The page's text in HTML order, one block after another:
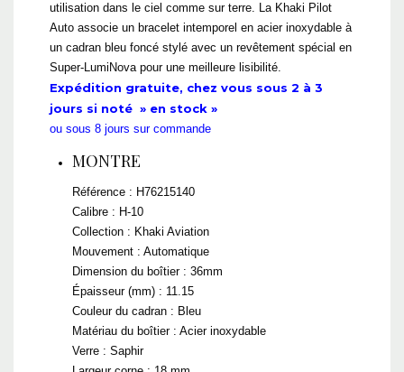
utilisation dans le ciel comme sur terre. La Khaki Pilot
Auto associe un bracelet intemporel en acier inoxydable à
un cadran bleu foncé stylé avec un revêtement spécial en
Super-LumiNova pour une meilleure lisibilité.
Expédition gratuite, chez vous sous 2 à 3
jours si noté » en stock »
ou sous 8 jours sur commande
MONTRE
Référence : H76215140
Calibre : H-10
Collection : Khaki Aviation
Mouvement : Automatique
Dimension du boîtier : 36mm
Épaisseur (mm) : 11.15
Couleur du cadran : Bleu
Matériau du boîtier : Acier inoxydable
Verre : Saphir